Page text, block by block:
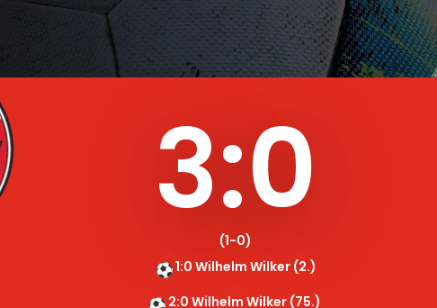
3:0
(1-0)
1:0 Wilhelm Wilker (2.)
2:0 Wilhelm Wilker (75.)